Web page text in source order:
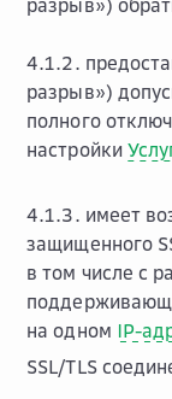
разрыв»)
4.1.2.
разрыв»)
полного
настройки
4.1.3. имеет
защищенного
в том числе с
на одном IP-
SSL/TLS